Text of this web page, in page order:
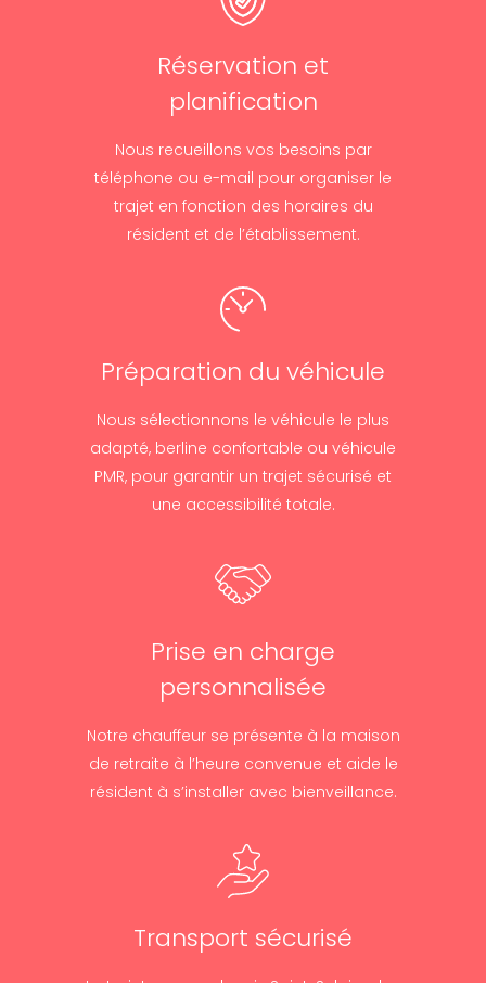
Réservation et
planification
Nous recueillons vos besoins par
téléphone ou e-mail pour organiser le
trajet en fonction des horaires du
résident et de l’établissement.
Préparation du véhicule
Nous sélectionnons le véhicule le plus
adapté, berline confortable ou véhicule
PMR, pour garantir un trajet sécurisé et
une accessibilité totale.
Prise en charge
personnalisée
Notre chauffeur se présente à la maison
de retraite à l’heure convenue et aide le
résident à s’installer avec bienveillance.
Transport sécurisé